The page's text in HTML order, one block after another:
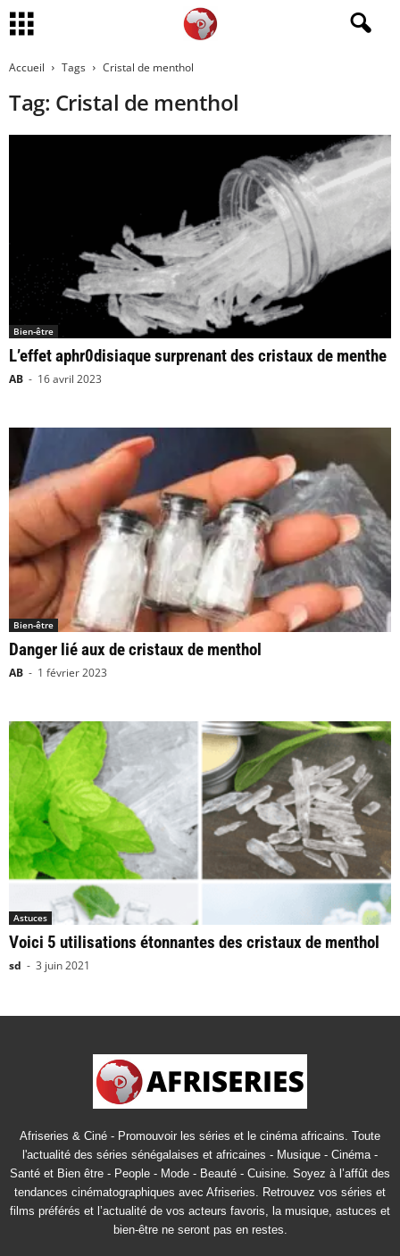
Accueil Tags Cristal de menthol
Tag: Cristal de menthol
Bien-être
L’effet aphr0disiaque surprenant des cristaux de menthe
AB - 16 avril 2023
Bien-être
Danger lié aux de cristaux de menthol
AB - 1 février 2023
Astuces
Voici 5 utilisations étonnantes des cristaux de menthol
sd - 3 juin 2021
Afriseries & Ciné - Promouvoir les séries et le cinéma africains. Toute
l'actualité des séries sénégalaises et africaines - Musique - Cinéma -
Santé et Bien être - People - Mode - Beauté - Cuisine. Soyez à l’affût des
tendances cinématographiques avec Afriseries. Retrouvez vos séries et
films préférés et l’actualité de vos acteurs favoris, la musique, astuces et
bien-être ne seront pas en restes.